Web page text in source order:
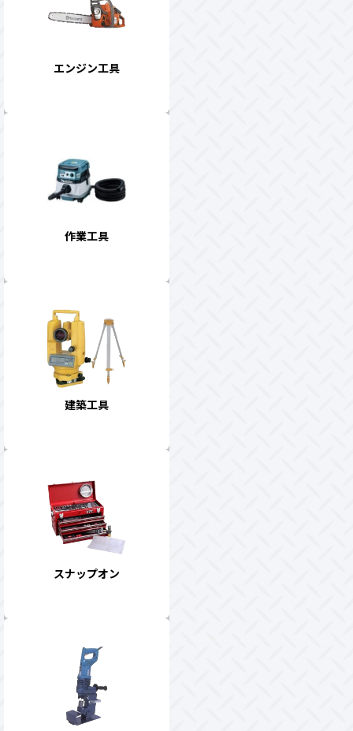
エンジン工具
作業工具
建築工具
スナップオン